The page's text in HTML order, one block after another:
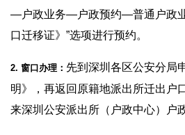
—户政业务—户政预约—普通户政
口迁移证》”选项进行预约。
2. 窗口办理： 先到深圳各区公安分局
明》，再返回原籍地派出所迁出户
来深圳公安派出所（户政中心）户